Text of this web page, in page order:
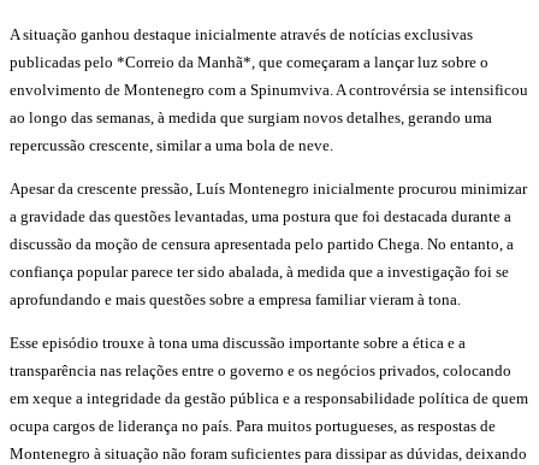
A situação ganhou destaque inicialmente através de notícias exclusivas
publicadas pelo *Correio da Manhã*, que começaram a lançar luz sobre o
envolvimento de Montenegro com a Spinumviva. A controvérsia se intensificou
ao longo das semanas, à medida que surgiam novos detalhes, gerando uma
repercussão crescente, similar a uma bola de neve.
Apesar da crescente pressão, Luís Montenegro inicialmente procurou minimizar
a gravidade das questões levantadas, uma postura que foi destacada durante a
discussão da moção de censura apresentada pelo partido Chega. No entanto, a
confiança popular parece ter sido abalada, à medida que a investigação foi se
aprofundando e mais questões sobre a empresa familiar vieram à tona.
Esse episódio trouxe à tona uma discussão importante sobre a ética e a
transparência nas relações entre o governo e os negócios privados, colocando
em xeque a integridade da gestão pública e a responsabilidade política de quem
ocupa cargos de liderança no país. Para muitos portugueses, as respostas de
Montenegro à situação não foram suficientes para dissipar as dúvidas, deixando